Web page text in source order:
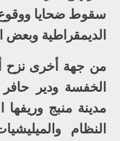
سقوط ضحايا
الديمقراطية وبعض
الخفسة ودير
مدينة منبج
النظام